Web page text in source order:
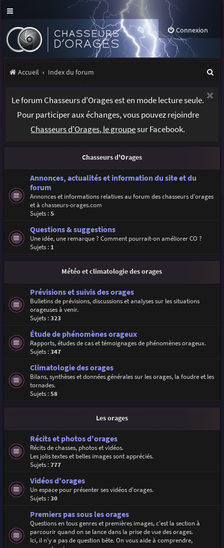
Connexion
Accueil Index du forum
r
Le forum Chasseurs d'Orages est en mode lecture seule.
Pour participer aux échanges, vous pouvez rejoindre
Chasseurs d'Orages, le groupesur Facebook.
Chasseurs d'Orages
Annonces, actualités et information du site et du
forum
Annonces et informations relatives au forum des chasseurs d'orages
et à chasseurs-orages.com
Sujets :5
Questions & suggestions
Une idée, une remarque ? Comment pourrait-on améliorer CO ?
Sujets : 1
Météo et climatologie des orages
Prévisions et suivis des orages
Bulletins de prévisions, discussions et analyses sur les situations
orageuses à venir.
Sujets :323
Étude de phénomènes orageux
Rapports, études de cas et témoignages de phénomènes orageux.
Sujets :347
Climatologie des orages
Bilans, synthèses et données générales sur les orages, la foudre et les
tornades.
Sujets :58
Les orages
Récits et photos d'orages
Récits de chasses, photos et vidéos.
Les jolis textes et belles images sont appréciés.
Sujets :777
Vidéos d'orages
Un espace pour présenter ses vidéos d'orages.
Sujets :30
Premiers pas sous les orages
Questions en tous genres et premières images, c'est la section à
parcourir quand on se lance dans la prise de vue des orages.
Ici, il n'y a pas de question bête. On vous aide à comprendre,